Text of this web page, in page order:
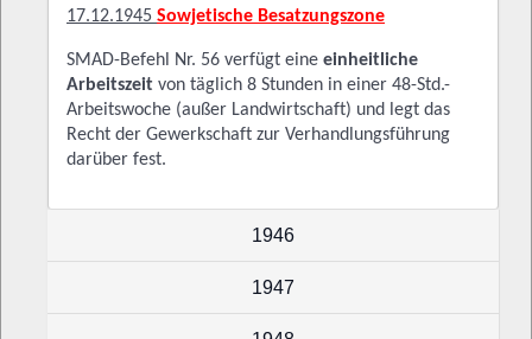
17.12.1945 Sowjetische Besatzungszone
SMAD-Befehl Nr. 56 verfügt eine einheitliche
Arbeitszeit von täglich 8 Stunden in einer 48-Std.-
Arbeitswoche (außer Landwirtschaft) und legt das
Recht der Gewerkschaft zur Verhandlungsführung
darüber fest.
1946
1947